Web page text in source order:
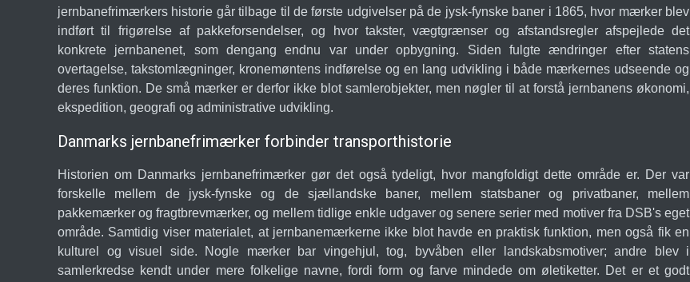
jernbanefrimærkers historie går tilbage til de første udgivelser på de jysk-fynske baner i 1865, hvor mærker blev
indført til frigørelse af pakkeforsendelser, og hvor takster, vægtgrænser og afstandsregler afspejlede det
konkrete jernbanenet, som dengang endnu var under opbygning. Siden fulgte ændringer efter statens
overtagelse, takstomlægninger, kronemøntens indførelse og en lang udvikling i både mærkernes udseende og
deres funktion. De små mærker er derfor ikke blot samlerobjekter, men nøgler til at forstå jernbanens økonomi,
ekspedition, geografi og administrative udvikling.
Danmarks jernbanefrimærker forbinder transporthistorie
Historien om Danmarks jernbanefrimærker gør det også tydeligt, hvor mangfoldigt dette område er. Der var
forskelle mellem de jysk-fynske og de sjællandske baner, mellem statsbaner og privatbaner, mellem
pakkemærker og fragtbrevmærker, og mellem tidlige enkle udgaver og senere serier med motiver fra DSB's eget
område. Samtidig viser materialet, at jernbanemærkerne ikke blot havde en praktisk funktion, men også fik en
kulturel og visuel side. Nogle mærker bar vingehjul, tog, byvåben eller landskabsmotiver; andre blev i
samlerkredse kendt under mere folkelige navne, fordi form og farve mindede om øletiketter. Det er et godt